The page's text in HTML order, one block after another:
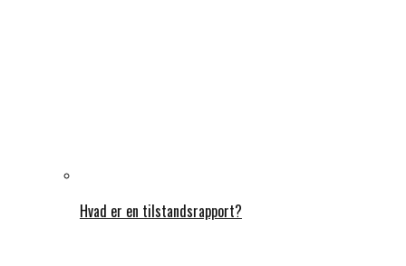
Hvad er en tilstandsrapport?